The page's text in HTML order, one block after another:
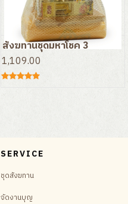
สังฆทานชุดมหาโชค 3
1,109.00
SERVICE
ชุดสังฆทาน
จัดงานบุญ